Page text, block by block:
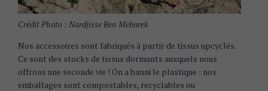
Crédit Photo : Nardjisse Ben Mebarek
Nos accessoires sont fabriqués à partir de tissus upcyclés.
Ce sont des stocks de tissus dormants auxquels nous
offrons une seconde vie ! On a banni le plastique : nos
emballages sont compostables, recyclables ou